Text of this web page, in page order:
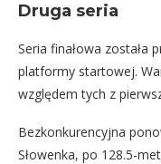
Druga seria
Seria finałowa została
platformy startowej.
względem tych z
Bezkonkurencyjna
Słowenka, po 128.5-